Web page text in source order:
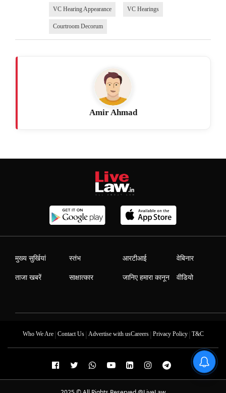
VC Hearing Appearance VC Hearings
Courtroom Decorum
Amir Ahmad
मुख्य सुर्खियां
ताजा खबरें
स्तंभ
साक्षात्कार
आरटीआई
जानिए हमारा कानून
वेबिनार
वीडियो
Who We Are| Contact Us| Advertise with usCareers| Privacy Policy| T&C